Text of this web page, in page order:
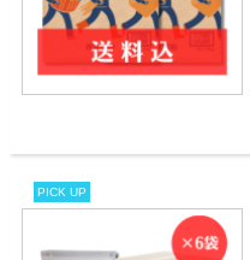
PICK UP